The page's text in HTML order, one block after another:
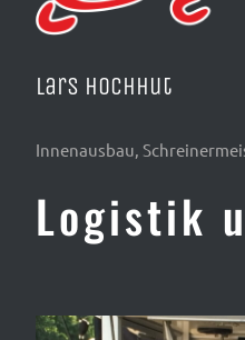
Lars Hochhut
Innenausbau,
Logistik